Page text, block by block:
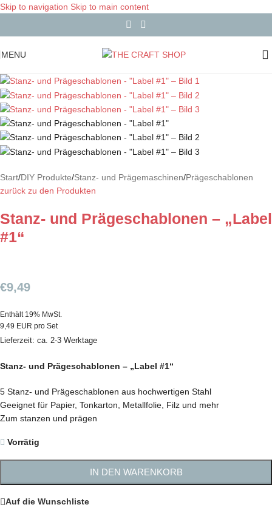
Skip to navigation Skip to main content
MENU
Start/DIY Produkte/Stanz- und Prägemaschinen/Prägeschablonen
zurück zu den Produkten
Stanz- und Prägeschablonen – „Label
#1“
€9,49
Enthält 19% MwSt.
9,49 EUR pro Set
Lieferzeit: ca. 2-3 Werktage
Stanz- und Prägeschablonen – „Label #1“
5 Stanz- und Prägeschablonen aus hochwertigen Stahl
Geeignet für Papier, Tonkarton, Metallfolie, Filz und mehr
Zum stanzen und prägen
Vorrätig
IN DEN WARENKORB
Auf die Wunschliste